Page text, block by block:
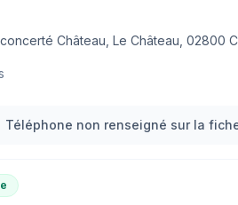
Château, Le Château, 02800
Téléphone non renseigné sur la